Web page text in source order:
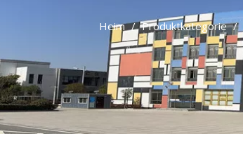
Heim / Produktkategorie /